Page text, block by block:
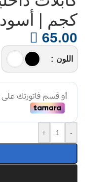
كجم | أسود
65.00
اللون
-
+